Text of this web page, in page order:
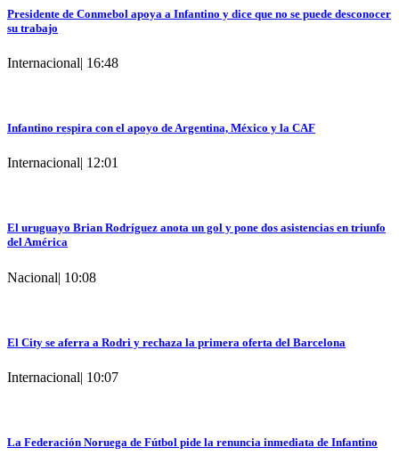
Presidente de Conmebol apoya a Infantino y dice que no se puede desconocer
su trabajo
Internacional| 16:48
Infantino respira con el apoyo de Argentina, México y la CAF
Internacional| 12:01
El uruguayo Brian Rodríguez anota un gol y pone dos asistencias en triunfo
del América
Nacional| 10:08
El City se aferra a Rodri y rechaza la primera oferta del Barcelona
Internacional| 10:07
La Federación Noruega de Fútbol pide la renuncia inmediata de Infantino